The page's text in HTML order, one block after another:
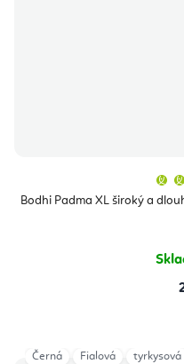
Bodhi Padma XL široký a
Černá Fialová tyrkysová